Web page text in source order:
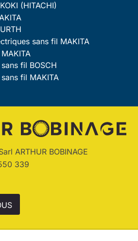
(HITACHI)
sans fil MAKITA
fil BOSCH
fil MAKITA
ARTHUR BOBINAGE
339